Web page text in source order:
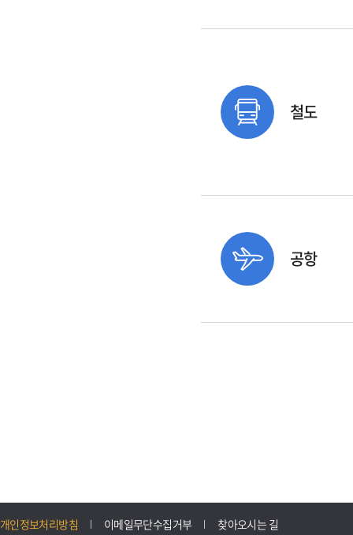
철도
공항
개인정보처리방침 이메일무단수집거부 찾아오시는 길